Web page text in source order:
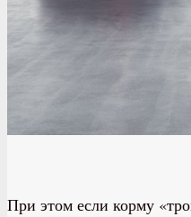
При этом если корму